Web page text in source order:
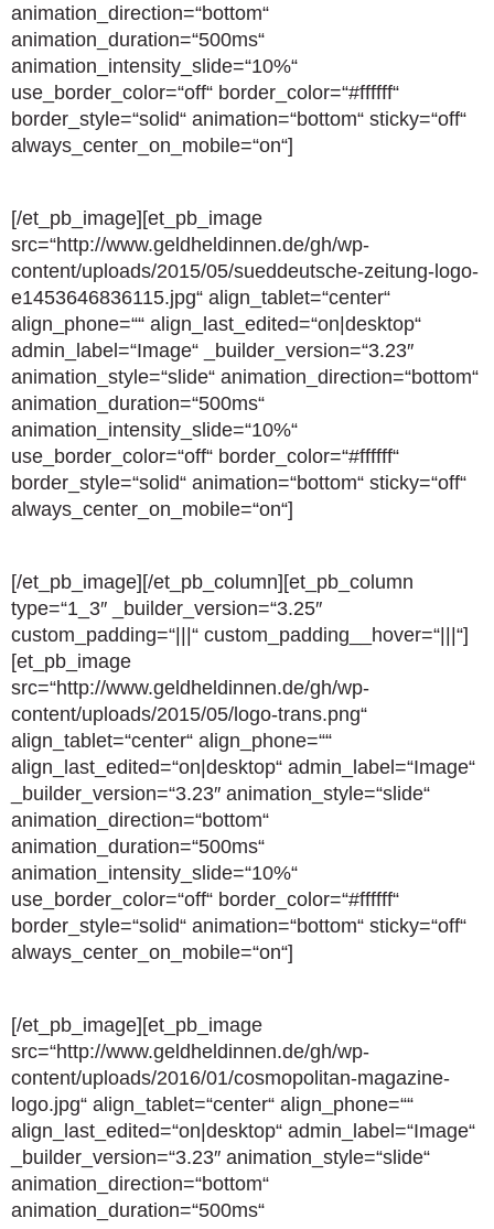
animation_direction=“bottom“
animation_duration=“500ms“
animation_intensity_slide=“10%“
use_border_color=“off“ border_color=“#ffffff“
border_style=“solid“ animation=“bottom“ sticky=“off“
always_center_on_mobile=“on“]
[/et_pb_image][et_pb_image
src=“http://www.geldheldinnen.de/gh/wp-
content/uploads/2015/05/sueddeutsche-zeitung-logo-
e1453646836115.jpg“ align_tablet=“center“
align_phone=““ align_last_edited=“on|desktop“
admin_label=“Image“ _builder_version=“3.23″
animation_style=“slide“ animation_direction=“bottom“
animation_duration=“500ms“
animation_intensity_slide=“10%“
use_border_color=“off“ border_color=“#ffffff“
border_style=“solid“ animation=“bottom“ sticky=“off“
always_center_on_mobile=“on“]
[/et_pb_image][/et_pb_column][et_pb_column
type=“1_3″ _builder_version=“3.25″
custom_padding=“|||“ custom_padding__hover=“|||“]
[et_pb_image
src=“http://www.geldheldinnen.de/gh/wp-
content/uploads/2015/05/logo-trans.png“
align_tablet=“center“ align_phone=““
align_last_edited=“on|desktop“ admin_label=“Image“
_builder_version=“3.23″ animation_style=“slide“
animation_direction=“bottom“
animation_duration=“500ms“
animation_intensity_slide=“10%“
use_border_color=“off“ border_color=“#ffffff“
border_style=“solid“ animation=“bottom“ sticky=“off“
always_center_on_mobile=“on“]
[/et_pb_image][et_pb_image
src=“http://www.geldheldinnen.de/gh/wp-
content/uploads/2016/01/cosmopolitan-magazine-
logo.jpg“ align_tablet=“center“ align_phone=““
align_last_edited=“on|desktop“ admin_label=“Image“
_builder_version=“3.23″ animation_style=“slide“
animation_direction=“bottom“
animation_duration=“500ms“